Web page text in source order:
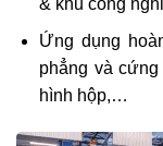
Ứng dụng
phẳng và
hình hộp,…